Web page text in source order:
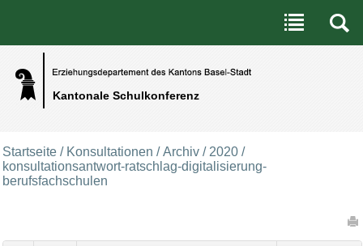
Kantonale Schulkonferenz
Benutzerspezifische Werkzeuge
Direkt zum Inhalt|Direkt zur Navigation
Startseite / Konsultationen /Archiv / 2020 /
konsultationsantwort-ratschlag-digitalisierung-
berufsfachschulen